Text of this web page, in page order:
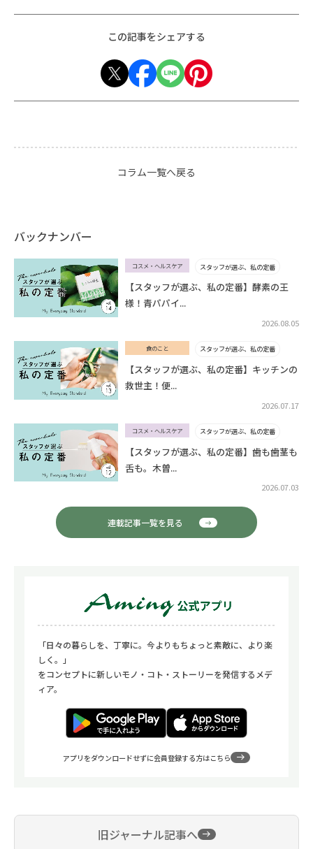
この記事をシェアする
コラム一覧へ戻る
バックナンバー
コスメ・ヘルスケア
2026.08.05
【スタッフが選ぶ、私の定番】酵素の王
様！青パパイ...
スタッフが選ぶ、私の定番
食のこと
2026.07.17
【スタッフが選ぶ、私の定番】キッチンの
救世主！便...
スタッフが選ぶ、私の定番
コスメ・ヘルスケア
2026.07.03
【スタッフが選ぶ、私の定番】歯も歯茎も
舌も。木曽...
スタッフが選ぶ、私の定番
連載記事一覧を見る
「日々の暮らしを、丁寧に。今よりもちょっと素敵に、より楽
しく。」
をコンセプトに新しいモノ・コト・ストーリーを発信するメデ
ィア。
アプリをダウンロードせずに会員登録する方はこちら
旧ジャーナル記事へ